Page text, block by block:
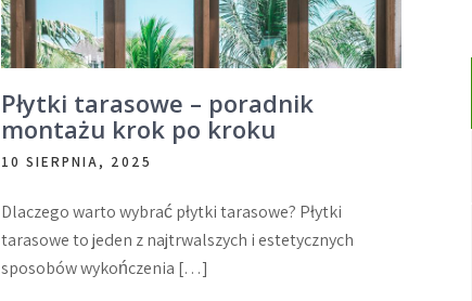
Płytki tarasowe – poradnik
montażu krok po kroku
10 SIERPNIA, 2025
Dlaczego warto wybrać płytki tarasowe? Płytki
tarasowe to jeden z najtrwalszych i estetycznych
sposobów wykończenia […]